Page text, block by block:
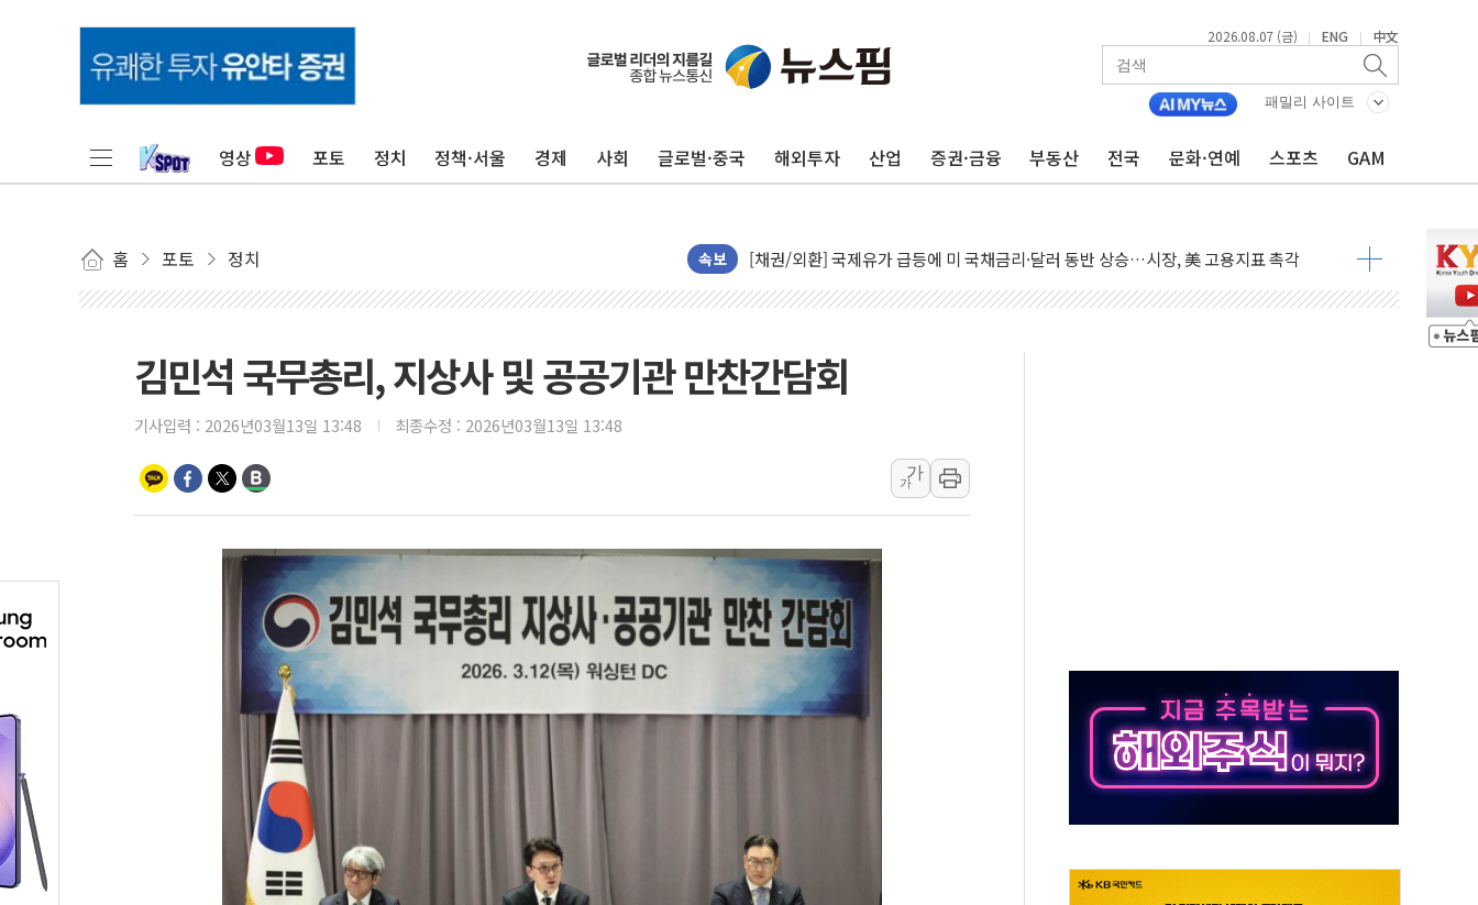
2026.08.07 (금) | ENG | 中文
패밀리 사이트
영상 포토 정치 정책·서울 경제 사회 글로벌·중국 해외투자 산업 증권·금융 부동산 전국 문화·연예 스포츠 GAM
홈 포토 정치 속보
제나벨, 배우 공승연 브랜드 모델 발탁… 부산 광안서 약국 팝업스토어 운영
트럼프, '원정출산 시민권 차단' 행정명령 서명…출생시민권 제한 재시동
트럼프 "이란전 조만간 끝날 것"…군수품 부족설 일축 "막대한 무기 보유"
"세금 부담 덜자"…비거주 1주택자 귀환 조짐에 전월세시장 '긴장'
뉴욕증시, 유가·금리 부담에 하락…다우 5거래일 랠리 '마침표'
李대통령, 오늘 오후 2시 부동산정책 2차 점검회의…주택 공급 대책 막바지 조율
[오늘의 정치일정] 8월 7일(금)
[오늘의 국회일정] 상임위·세미나·기자회견·주요 정당 - 8월 7일
이란, 美·이스라엘 선박 호르무즈 통항 제한 추진…美 "통행 막을 권한 없어"
유럽증시, 견조한 실적 소화하며 대부분 상승… "2분기 기업 순이익 21% 증가" 전망
리투아니아 국방 "러, 우크라 드론으로 나토 회원국 공격 검토… 거짓 깃발 작전"
구광모, 내주 실리콘밸리서 젠슨 황 재회…로봇·AI 데이터센터·모빌리티 구체화
뉴욕증시 개장 전 특징주...모더나·아이온큐·도어대시↑ VS 샌디스크·피그마·앱러빈↓
김민석 국무총리, 지상사 및 공공기관 만찬간담회
기사입력 : 2026년03월13일 13:48 최종수정 : 2026년03월13일 13:48
가
가